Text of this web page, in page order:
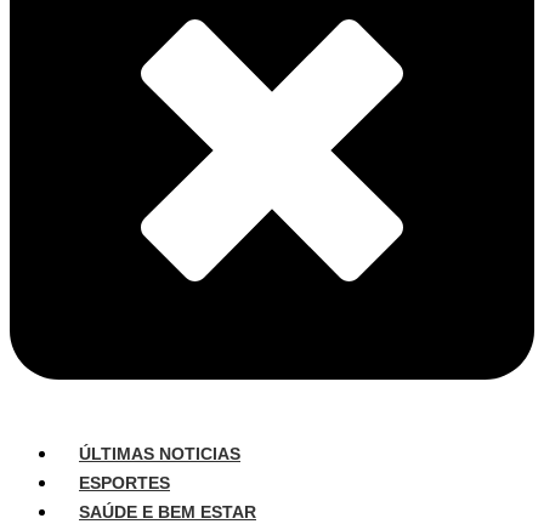
ÚLTIMAS NOTICIAS
ESPORTES
SAÚDE E BEM ESTAR